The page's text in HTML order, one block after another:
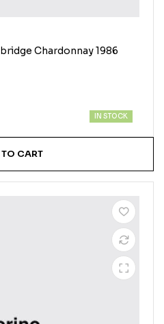
Chardonnay 1986
IN STOCK
CART